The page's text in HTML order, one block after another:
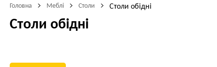
Головна Меблі Столи Столи обідні
Столи обідні